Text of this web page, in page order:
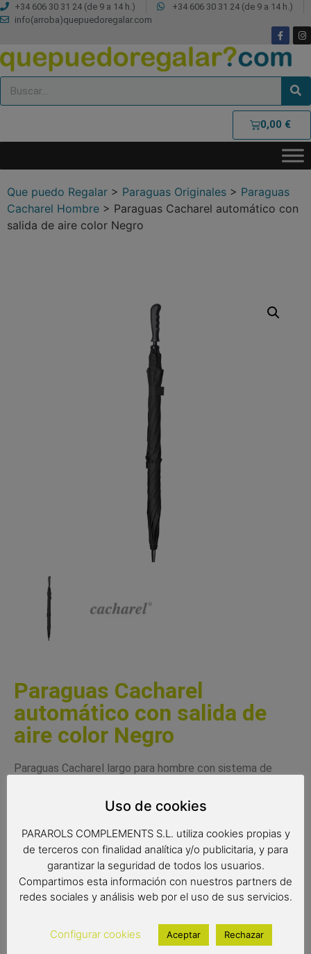
+34 606 30 31 24 (de 9 a 14 h.)
+34 606 30 31 24 (de 9 a 14 h.)
info(arroba)quepuedoregalar.com
0,00 €
Que puedo Regalar > Paraguas Originales > Paraguas
Cacharel Hombre > Paraguas Cacharel automático con
salida de aire color Negro
Paraguas Cacharel
automático con salida de
aire color Negro
Paraguas Cacharel largo para hombre con sistema de
gran calidad y resistencia y de gran tamaño. Un mango
fácilmente. Con un sistema de salida de aire ideal para
aguantar fuertes ráfagas de viento. Paraguas de la
reconocida marca Cacharel con varillas antiviento y tejido
extraresistente al agua.
Paraguas Cacharel
Paraguas antiviento
Uso de cookies
PARAROLS COMPLEMENTS S.L. utiliza cookies propias y
de terceros con finalidad analítica y/o publicitaria, y para
garantizar la seguridad de todos los usuarios.
Compartimos esta información con nuestros partners de
redes sociales y análisis web por el uso de sus servicios.
Configurar cookies Aceptar Rechazar